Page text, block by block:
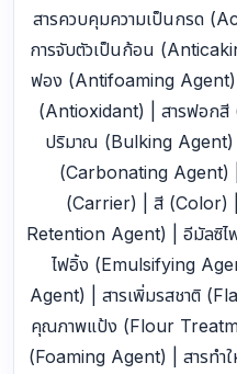
สารควบคุมความเป็นกรด
การจับตัวเป็นก้อน
ฟอง (Antifoaming Agent)
(Antioxidant) | สารฟอกสี
ปริมาณ (Bulking Agent) |
(Carbonating Agent) |
(Carrier) | สี (Color)
Retention Agent) | อีมัลซิไ
ไฟอิ้ง (Emulsifying
Agent) | สารเพิ่มรสชาติ
คุณภาพแป้ง (Flour
(Foaming Agent) | สารทำ